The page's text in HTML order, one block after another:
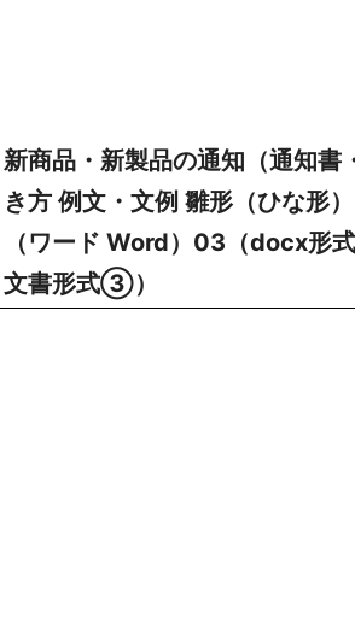
新商品・新製品の通知（通知書
き方 例文・文例 雛形（ひな形
（ワード Word）03（docx形
文書形式③）